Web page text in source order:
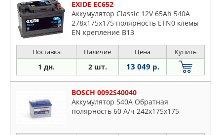
EXIDE EC652
Аккумулятор Classic 12V 65Ah 540A
278х175х175 полярность ETN0 клемы
EN крепление B13
Поставка Наличие Цена Купить
1 дн. 2 шт. 13 049 р.
BOSCH 0092S40040
Аккумулятор 540A Обратная
полярность 60 А/ч 242x175x175